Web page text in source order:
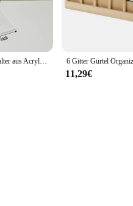
Klarer Stirnbandhalter aus Acryl, abnehmbarer Halsketten- und Armbandständer, Haar-Accessoire-Bar, langlebig für Haarband-Organizer
11,29€